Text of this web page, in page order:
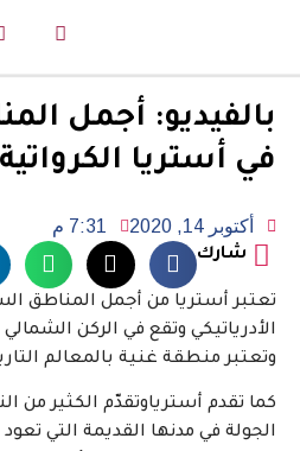
بالفيديو: أجمل
في أستريا الكرواتية
أكتوبر 14, 2020 7:31 م
شارك
تعتبر أستريا من أجمل المناطق
الأدرياتيكي وتقع في الركن
وتعتبر منطقة غنية بالمعالم
كما تقدم أسترياوتقدّم الكثير من
الجولة في مدنها القديمة التي